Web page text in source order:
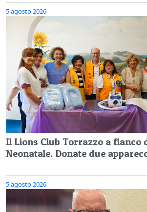
5 agosto 2026
Il Lions Club Torrazzo a fianco
Neonatale. Donate due
5 agosto 2026